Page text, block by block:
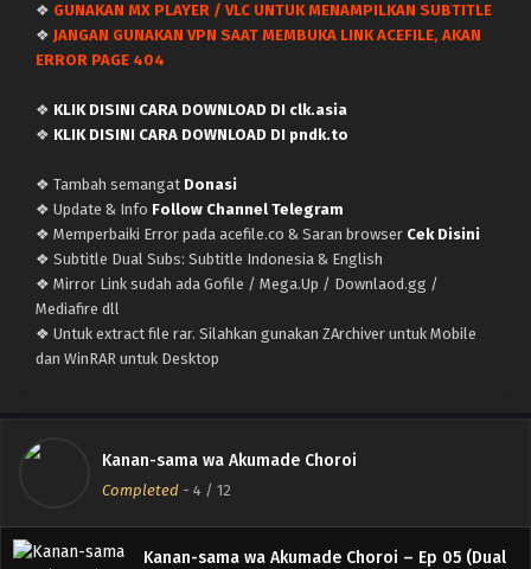
❖ GUNAKAN MX PLAYER / VLC UNTUK MENAMPILKAN SUBTITLE
❖ JANGAN GUNAKAN VPN SAAT MEMBUKA LINK ACEFILE, AKAN
ERROR PAGE 404
❖ KLIK DISINI CARA DOWNLOAD DI clk.asia
❖ KLIK DISINI CARA DOWNLOAD DI pndk.to
❖ Tambah semangat Donasi
❖ Update & Info Follow Channel Telegram
❖ Memperbaiki Error pada acefile.co & Saran browser Cek Disini
❖ Subtitle Dual Subs: Subtitle Indonesia & English
❖ Mirror Link sudah ada Gofile / Mega.Up / Downlaod.gg /
Mediafire dll
❖ Untuk extract file rar. Silahkan gunakan ZArchiver untuk Mobile
dan WinRAR untuk Desktop
Kanan-sama wa Akumade Choroi
Completed - 4 / 12
Kanan-sama wa Akumade Choroi – Ep 10 (Dual
subs) x265/HEVC Subtitle Indonesia & English
Kanan-sama wa Akumade Choroi – Ep 09 (Dual
Eps 9 - May 31, 2026
Kanan-sama wa Akumade Choroi – Ep 08 (Dual
subs) x265/HEVC Subtitle Indonesia & English
Eps 8 - May 24, 2026
Kanan-sama wa Akumade Choroi – Ep 07 (Dual
subs) x265/HEVC Subtitle Indonesia & English
Kanan-sama wa Akumade Choroi – Ep 06 (Dual
Kanan-sama wa Akumade Choroi – Ep 05 (Dual